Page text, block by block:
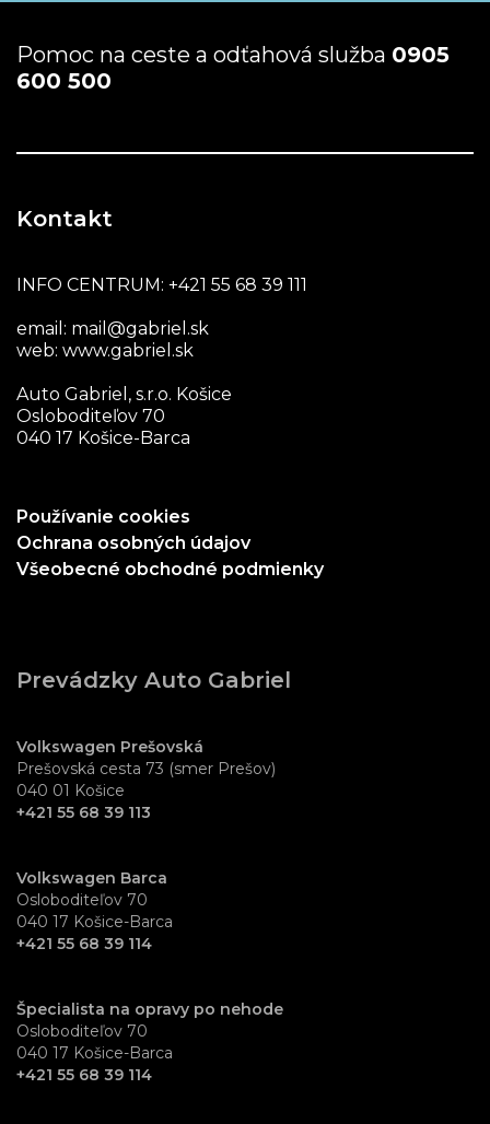
Pomoc na ceste a odťahová služba 0905
600 500
Kontakt
INFO CENTRUM: +421 55 68 39 111
email: mail@gabriel.sk
web: www.gabriel.sk
Auto Gabriel, s.r.o. Košice
Osloboditeľov 70
040 17 Košice-Barca
Používanie cookies
Ochrana osobných údajov
Všeobecné obchodné podmienky
Prevádzky Auto Gabriel
Volkswagen Prešovská
Prešovská cesta 73 (smer Prešov)
040 01 Košice
+421 55 68 39 113
Volkswagen Barca
Osloboditeľov 70
040 17 Košice-Barca
+421 55 68 39 114
Špecialista na opravy po nehode
Osloboditeľov 70
040 17 Košice-Barca
+421 55 68 39 114